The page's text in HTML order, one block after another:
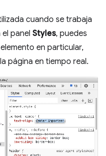
cuando se trabaja
el panel Styles, puedes
en particular,
página en tiempo real.